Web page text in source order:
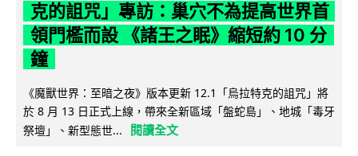
克的詛咒」專訪：巢穴不為提高世界首
領門檻而設 《諸王之眠》縮短約 10 分
鐘
《魔獸世界：至暗之夜》版本更新 12.1「烏拉特克的詛咒」將
於 8 月 13 日正式上線，帶來全新區域「盤蛇島」、地城「毒牙
祭壇」、新型態世...
閱讀全文